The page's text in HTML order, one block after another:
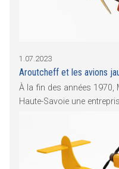
1.07.2023
Aroutcheff et les avions
À la fin des années
Haute-Savoie une